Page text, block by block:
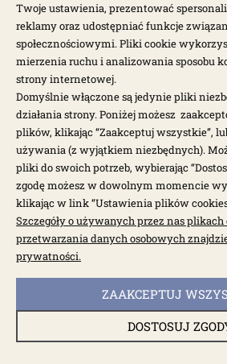
Podstawa alternatora
105mm aluminiowa T1
103,00 zł
Twoje ustawienia, prezentować
reklamy oraz udostępniać funkcje
społecznościowymi. Pliki cookie
mierzenia ruchu i analizowania sposobu
strony internetowej.
Domyślnie włączone są jedynie pliki
działania strony. Poniżej możesz
plików, klikając “Zaakceptuj wszystkie”,
używania (z wyjątkiem niezbędnych).
pliki do swoich potrzeb, wybierając
zgodę możesz w dowolnym momencie
klikając w link “Ustawienia plików
Szczegóły o używanych przez nas plikach
przetwarzania danych osobowych
prywatności.
DOSTOSUJ
ZAAKCEPTUJ